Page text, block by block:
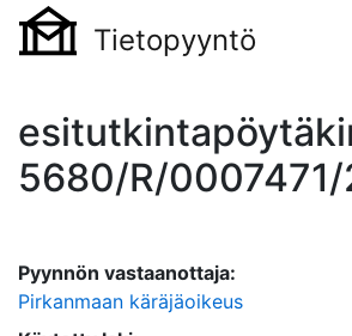
Tietopyyntö
5680/R/0007471/
Pyynnön vastaanottaja:
Pirkanmaan käräjäoikeus